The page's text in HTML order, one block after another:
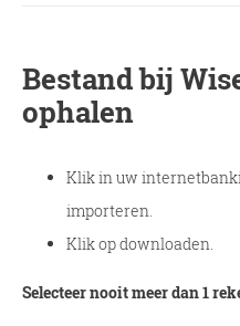
Bestand bij
ophalen
Klik in uw
importeren.
Klik op downloaden.
Selecteer nooit meer dan 1